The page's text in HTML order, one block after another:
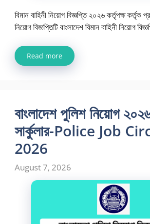
বিমান বাহিনী নিয়োগ বিজ্ঞপ্তি ২০২৬ কর্তৃপক্ষ
নিয়োগ বিজ্ঞপ্তিটি বাংলাদেশ বিমান বাহিনী নিয়োগ
Read more
বাংলাদেশ পুলিশ নিয়োগ
সার্কুলার-Police Job
2026
August 7, 2026